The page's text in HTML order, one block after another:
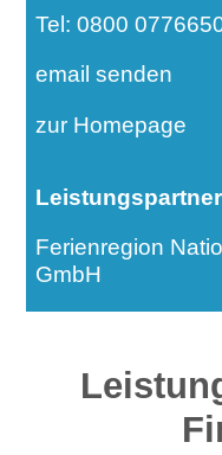
Tel: 0800
email senden
zur Homepage
Ferienregion
GmbH